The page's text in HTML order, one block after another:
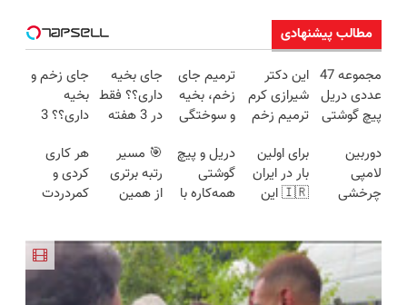
مطالب پیشنهادی
مجموعه 47
عددی دریل
پیچ گوشتی
(تخفیف به
مدت
محدود)
این دکتر
شیرازی کرم
ترمیم زخم
ساخت!!!
ترمیم جای
زخم، بخیه
و سوختگی
هفته!!😍
جای بخیه
داری؟؟ فقط
در 3 هفته
کن!😍
جای زخم و
بخیه
داری؟؟ 3
محوش کن!
دوربین
لامپی
چرخشی
پرداخت
درب منزل
برای اولین
بار در ایران
🇮🇷 این
23 روزه
ساخت!
دریل و پیچ
گوشتی
همه‌کاره با
(نصف
قیمت بازار
🔥)
🎯 مسیر
رتبه برتری
از همین
ماز شروع
میشه!
هر کاری
کردی و
کمردردت
پرسشنامه و
دریافت راه